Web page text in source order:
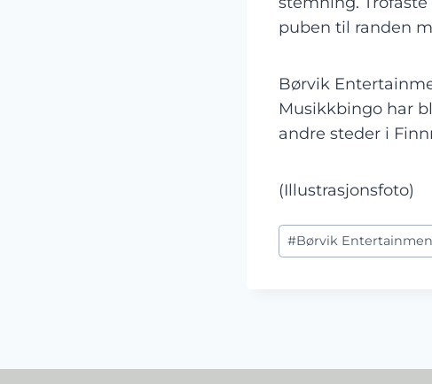
puben til randen
Børvik
Musikkbingo har
andre steder i
(Illustrasjonsfoto)
Post
Tags:
#Børvik